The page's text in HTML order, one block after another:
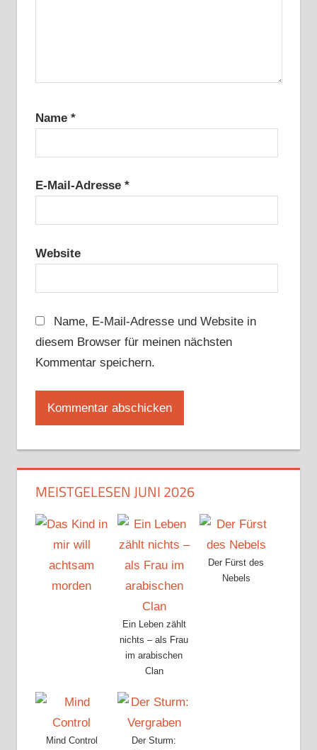
Name *
E-Mail-Adresse *
Website
Name, E-Mail-Adresse und Website in
diesem Browser für meinen nächsten
Kommentar speichern.
MEISTGELESEN JUNI 2026
Ein Leben zählt
nichts – als Frau
im arabischen
Clan
Der Fürst des
Nebels
Mind Control
Der Sturm: